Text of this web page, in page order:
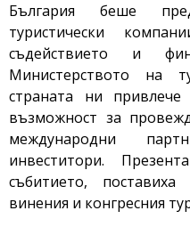
България беше
туристически
съдействието и
Министерството на
страната ни
възможност за
международни
инвеститори.
събитието,
винения и конгресния